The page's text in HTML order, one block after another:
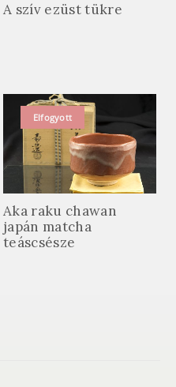
A szív ezüst tükre
Elfogyott
Aka raku chawan
japán matcha
teáscsésze